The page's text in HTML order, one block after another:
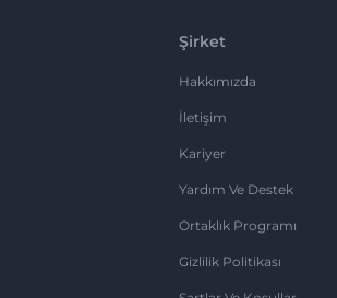
Şirket
Hakkımızda
İletişim
Kariyer
Yardım Ve Destek
Ortaklık Programı
Gizlilik Politikası